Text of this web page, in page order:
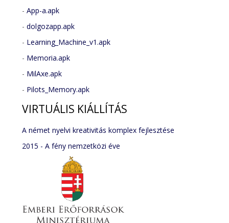
-App-a.apk
-dolgozapp.apk
- Learning_Machine_v1.apk
- Memoria.apk
- MilAxe.apk
- Pilots_Memory.apk
VIRTUÁLIS KIÁLLÍTÁS
A német nyelvi kreativitás komplex fejlesztése
2015 - A fény nemzetközi éve